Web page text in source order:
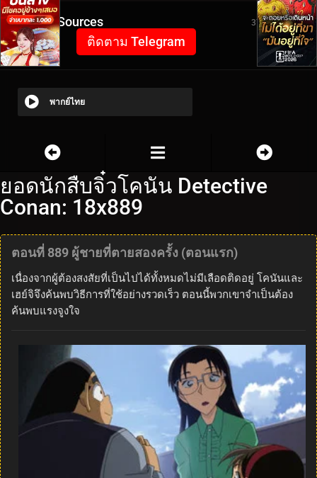
Video Sources 3722 Views
ติดตาม Telegram
พากย์ไทย
ยอดนักสืบจิ๋วโคนัน Detective
Conan: 18x889
ตอนที่ 889 ผู้ชายที่ตายสองครั้ง (ตอนแรก)
เนื่องจากผู้ต้องสงสัยที่เป็นไปได้ทั้งหมดไม่มีเลือดติดอยู่ โคนันและ
เฮย์จิจึงค้นพบวิธีการที่ใช้อย่างรวดเร็ว ตอนนี้พวกเขาจำเป็นต้อง
ค้นพบแรงจูงใจ